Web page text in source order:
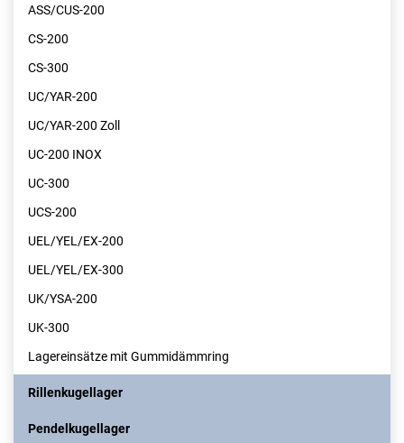
ASS/CUS-200
CS-200
CS-300
UC/YAR-200
UC/YAR-200 Zoll
UC-200 INOX
UC-300
UCS-200
UEL/YEL/EX-200
UEL/YEL/EX-300
UK/YSA-200
UK-300
Lagereinsätze mit Gummidämmring
Rillenkugellager
Pendelkugellager